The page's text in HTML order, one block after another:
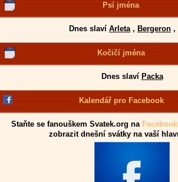
Psí jména
Dnes slaví Arleta, Bergeron ,
Kočičí jména
Dnes slaví Packa
Kalendář pro Facebook
Staňte se fanouškem Svatek.org na
zobrazit dnešní svátky na vaší